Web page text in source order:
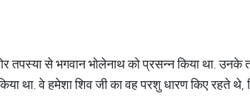
तपस्या से भगवान भोलेनाथ को प्रसन्न किया था. उनके
था. वे हमेशा शिव जी का वह परशु धारण किए रहते